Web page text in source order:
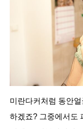
미란다커처럼 동안
하겠죠? 그중에서도